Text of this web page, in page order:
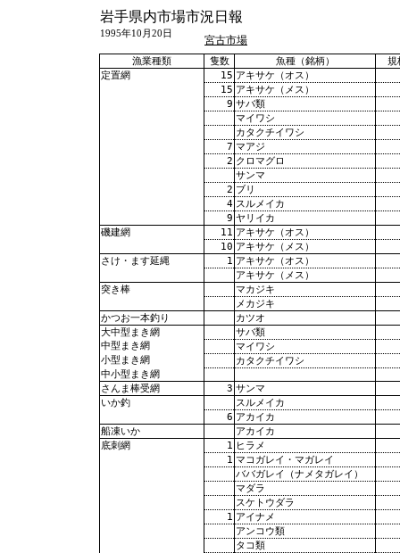
岩手県内市場市況日報
1995年10月20日
宮古市場
漁業種類 隻数 魚種（銘柄）
規
定置網
15 アキサケ（オス）
15 アキサケ（メス）
9 サバ類
マイワシ
カタクチイワシ
7 マアジ
2 クロマグロ
サンマ
2 ブリ
4 スルメイカ
9 ヤリイカ
磯建網 11 アキサケ（オス）
10 アキサケ（メス）
さけ・ます延縄 1 アキサケ（オス）
アキサケ（メス）
突き棒
マカジキ
メカジキ
かつお一本釣り カツオ
大中型まき網 サバ類
中型まき網 マイワシ
小型まき網 カタクチイワシ
中小型まき網
さんま棒受網
3 サンマ
いか釣
スルメイカ
6 アカイカ
船凍いか アカイカ
底刺網 1 ヒラメ
1 マコガレイ・マガレイ
ババガレイ（ナメタガレイ）
マダラ
スケトウダラ
1 アイナメ
アンコウ類
タコ類